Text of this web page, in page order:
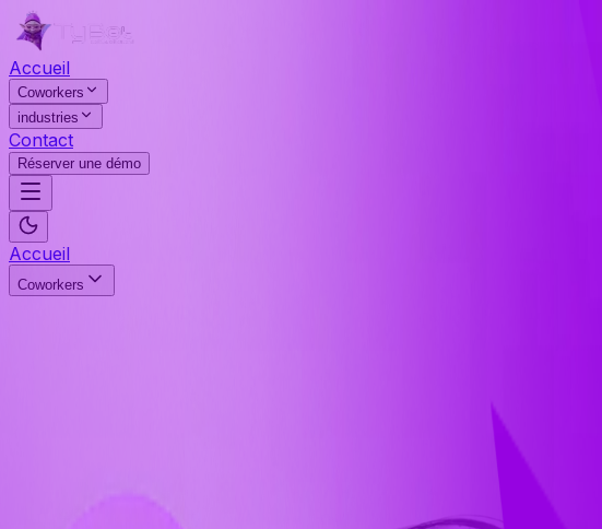
Accueil
Coworkers
industries
Contact
Réserver une démo
Accueil
Coworkers